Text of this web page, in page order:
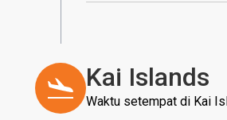
Kai Islands
Waktu setempat di Kai